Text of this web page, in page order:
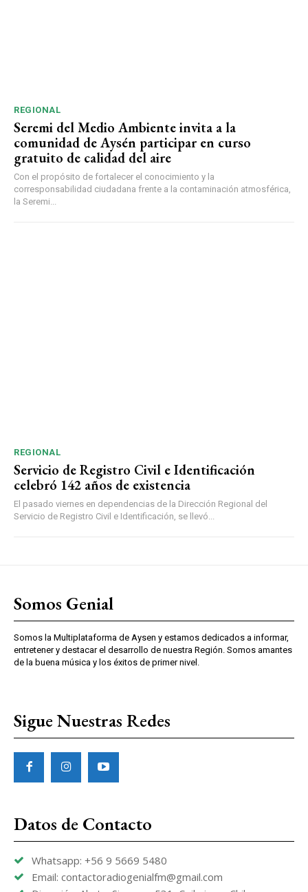
REGIONAL
Seremi del Medio Ambiente invita a la
comunidad de Aysén participar en curso
gratuito de calidad del aire
Con el propósito de fortalecer el conocimiento y la
corresponsabilidad ciudadana frente a la contaminación atmosférica,
la Seremi...
REGIONAL
Servicio de Registro Civil e Identificación
celebró 142 años de existencia
El pasado viernes en dependencias de la Dirección Regional del
Servicio de Registro Civil e Identificación, se llevó...
Somos Genial
Somos la Multiplataforma de Aysen y estamos dedicados a informar,
entretener y destacar el desarrollo de nuestra Región. Somos amantes
de la buena música y los éxitos de primer nivel.
Sigue Nuestras Redes
Datos de Contacto
Whatsapp: +56 9 5669 5480
Email: contactoradiogenialfm@gmail.com